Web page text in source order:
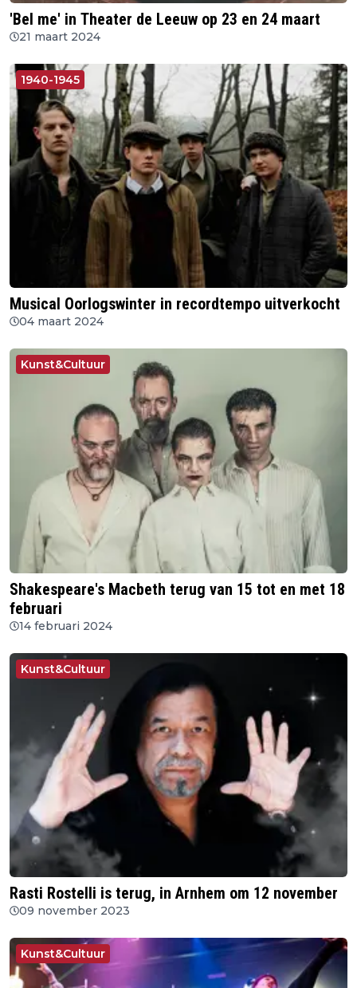
'Bel me' in Theater de Leeuw op 23 en 24 maart
21 maart 2024
1940-1945
Musical Oorlogswinter in recordtempo uitverkocht
04 maart 2024
Kunst&Cultuur
Shakespeare's Macbeth terug van 15 tot en met 18
februari
14 februari 2024
Kunst&Cultuur
Rasti Rostelli is terug, in Arnhem om 12 november
09 november 2023
Kunst&Cultuur